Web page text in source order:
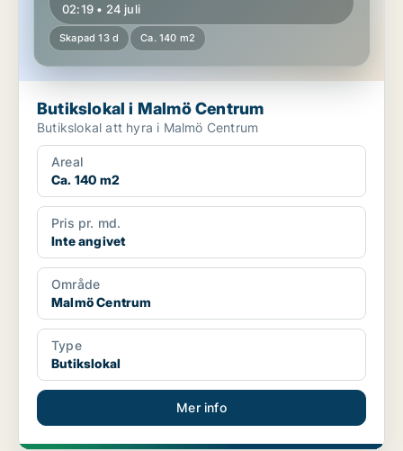
02:19 • 24 juli
Skapad 13 d Ca. 140 m2
Butikslokal i Malmö Centrum
Butikslokal att hyra i Malmö Centrum
Areal
Ca. 140 m2
Pris pr. md.
Inte angivet
Område
Malmö Centrum
Type
Butikslokal
Mer info